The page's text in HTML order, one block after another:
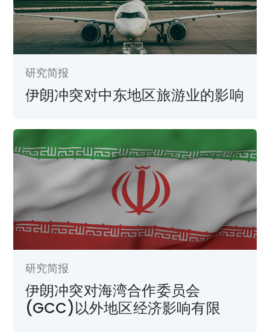
研究简报
伊朗冲突对中东地区旅游业的影响
研究简报
伊朗冲突对海湾合作委员会
(GCC)以外地区经济影响有限